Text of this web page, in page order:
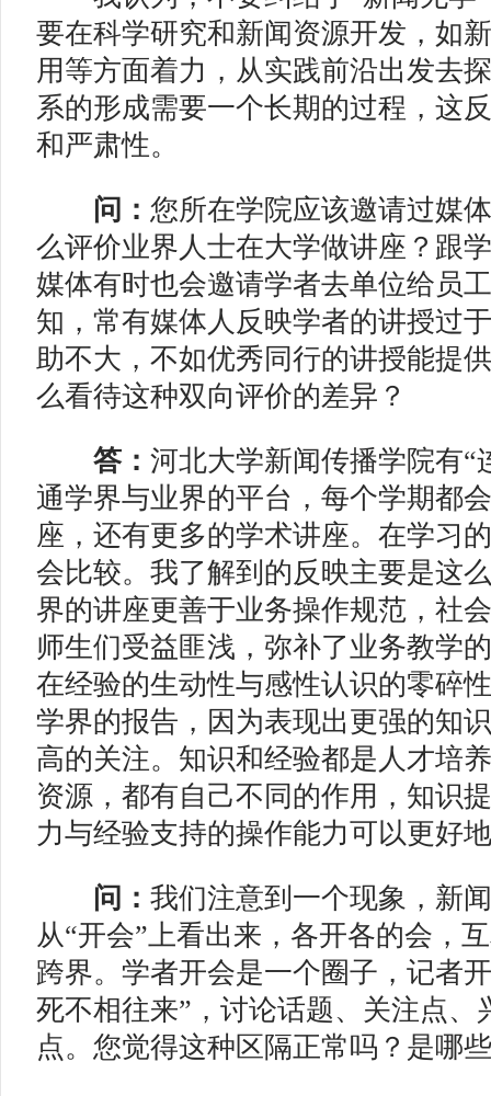
要在科学研究和新闻资源开发，如
用等方面着力，从实践前沿出发去
系的形成需要一个长期的过程，这
和严肃性。
问： 您所在学院应该邀请过媒
么评价业界人士在大学做讲座？跟
媒体有时也会邀请学者去单位给员
知，常有媒体人反映学者的讲授过
助不大，不如优秀同行的讲授能提
么看待这种双向评价的差异？
答： 河北大学新闻传播学院有“
通学界与业界的平台，每个学期都
座，还有更多的学术讲座。在学习
会比较。我了解到的反映主要是这
界的讲座更善于业务操作规范，社
师生们受益匪浅，弥补了业务教学
在经验的生动性与感性认识的零碎
学界的报告，因为表现出更强的知
高的关注。知识和经验都是人才培
资源，都有自己不同的作用，知识
力与经验支持的操作能力可以更好
问： 我们注意到一个现象，新
从“开会”上看出来，各开各的会，
跨界。学者开会是一个圈子，记者
死不相往来”，讨论话题、关注点、
点。您觉得这种区隔正常吗？是哪